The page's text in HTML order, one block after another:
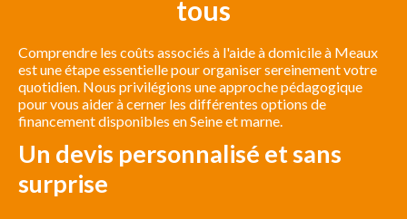
tous
Comprendre les coûts associés à l'aide à domicile à Meaux
est une étape essentielle pour organiser sereinement votre
quotidien. Nous privilégions une approche pédagogique
pour vous aider à cerner les différentes options de
financement disponibles en Seine et marne.
Un devis personnalisé et sans
surprise